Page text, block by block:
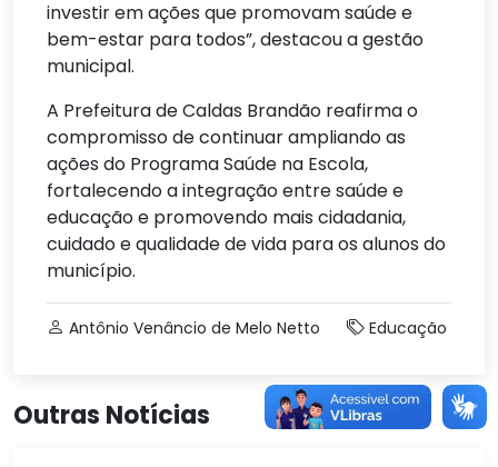
investir em ações que promovam saúde e
bem-estar para todos”, destacou a gestão
municipal.
A Prefeitura de Caldas Brandão reafirma o
compromisso de continuar ampliando as
ações do Programa Saúde na Escola,
fortalecendo a integração entre saúde e
educação e promovendo mais cidadania,
cuidado e qualidade de vida para os alunos do
município.
Antônio Venâncio de Melo Netto Educação
Outras Notícias